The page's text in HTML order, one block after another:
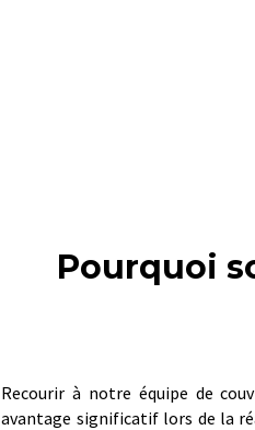
Pourquoi
Recourir à notre équipe de
avantage significatif lors de la